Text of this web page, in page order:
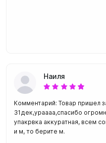
Наиля
Комментарий: Товар пришел
31дек,ураааа,спасибо
упакрвка аккуратная, всем
и м, то берите м.